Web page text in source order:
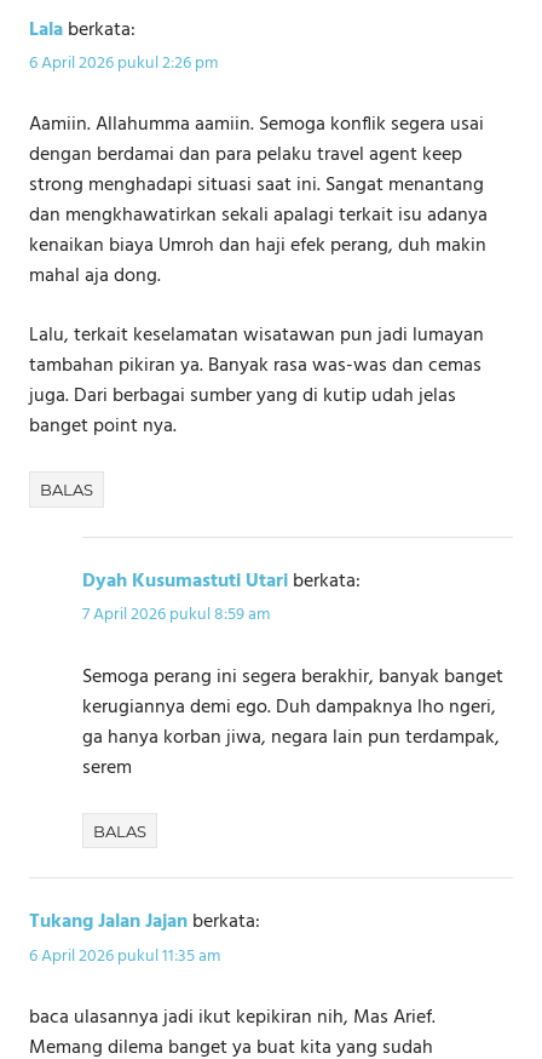
Lalaberkata:
6 April 2026 pukul 2:26 pm
Aamiin. Allahumma aamiin. Semoga konflik segera usai
dengan berdamai dan para pelaku travel agent keep
strong menghadapi situasi saat ini. Sangat menantang
dan mengkhawatirkan sekali apalagi terkait isu adanya
kenaikan biaya Umroh dan haji efek perang, duh makin
mahal aja dong.
Lalu, terkait keselamatan wisatawan pun jadi lumayan
tambahan pikiran ya. Banyak rasa was-was dan cemas
juga. Dari berbagai sumber yang di kutip udah jelas
banget point nya.
BALAS
Dyah Kusumastuti Utariberkata:
7 April 2026 pukul 8:59 am
Semoga perang ini segera berakhir, banyak banget
kerugiannya demi ego. Duh dampaknya lho ngeri,
ga hanya korban jiwa, negara lain pun terdampak,
serem
BALAS
Tukang Jalan Jajanberkata:
6 April 2026 pukul 11:35 am
baca ulasannya jadi ikut kepikiran nih, Mas Arief.
Memang dilema banget ya buat kita yang sudah